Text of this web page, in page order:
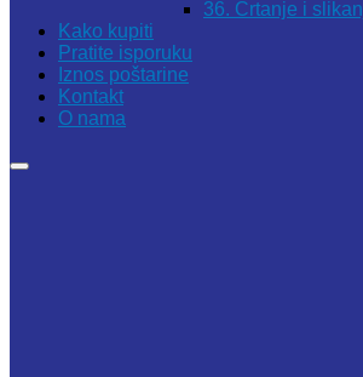
36. Crtanje i
Kako kupiti
Pratite isporuku
Iznos poštarine
Kontakt
O nama